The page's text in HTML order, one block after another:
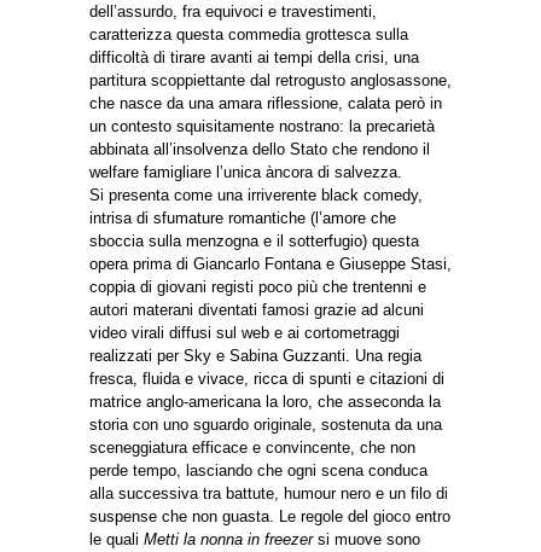
dell’assurdo, fra equivoci e travestimenti,
caratterizza questa commedia grottesca sulla
difficoltà di tirare avanti ai tempi della crisi, una
partitura scoppiettante dal retrogusto anglosassone,
che nasce da una amara riflessione, calata però in
un contesto squisitamente nostrano: la precarietà
abbinata all’insolvenza dello Stato che rendono il
welfare famigliare l’unica àncora di salvezza.
Si presenta come una irriverente black comedy,
intrisa di sfumature romantiche (l’amore che
sboccia sulla menzogna e il sotterfugio) questa
opera prima di Giancarlo Fontana e Giuseppe Stasi,
coppia di giovani registi poco più che trentenni e
autori materani diventati famosi grazie ad alcuni
video virali diffusi sul web e ai cortometraggi
realizzati per Sky e Sabina Guzzanti. Una regia
fresca, fluida e vivace, ricca di spunti e citazioni di
matrice anglo-americana la loro, che asseconda la
storia con uno sguardo originale, sostenuta da una
sceneggiatura efficace e convincente, che non
perde tempo, lasciando che ogni scena conduca
alla successiva tra battute, humour nero e un filo di
suspense che non guasta. Le regole del gioco entro
le quali Metti la nonna in freezersi muove sono